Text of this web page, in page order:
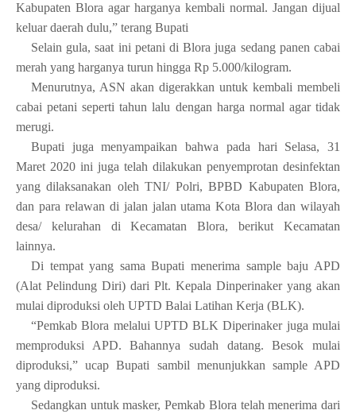
Kabupaten Blora agar harganya kembali normal. Jangan dijual
keluar daerah dulu,” terang Bupati
Selain gula, saat ini petani di Blora juga sedang panen cabai
merah yang harganya turun hingga Rp 5.000/kilogram.
Menurutnya, ASN akan digerakkan untuk kembali membeli
cabai petani seperti tahun lalu dengan harga normal agar tidak
merugi.
Bupati juga menyampaikan bahwa pada hari Selasa, 31
Maret 2020 ini juga telah dilakukan penyemprotan desinfektan
yang dilaksanakan oleh TNI/ Polri, BPBD Kabupaten Blora,
dan para relawan di jalan jalan utama Kota Blora dan wilayah
desa/ kelurahan di Kecamatan Blora, berikut Kecamatan
lainnya.
Di tempat yang sama Bupati menerima sample baju APD
(Alat Pelindung Diri) dari Plt. Kepala Dinperinaker yang akan
mulai diproduksi oleh UPTD Balai Latihan Kerja (BLK).
“Pemkab Blora melalui UPTD BLK Diperinaker juga mulai
memproduksi APD. Bahannya sudah datang. Besok mulai
diproduksi,” ucap Bupati sambil menunjukkan sample APD
yang diproduksi.
Sedangkan untuk masker, Pemkab Blora telah menerima dari